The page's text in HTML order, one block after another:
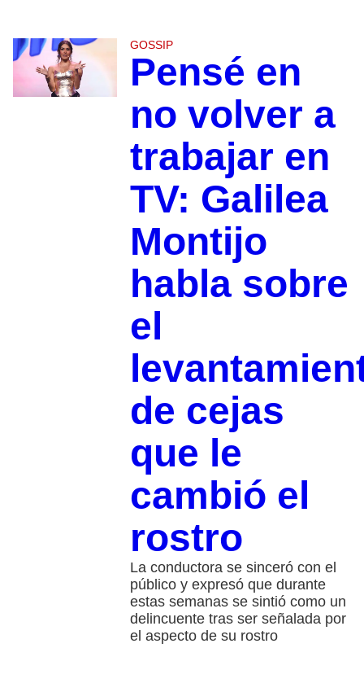
GOSSIP
Pensé en
no volver a
trabajar en
TV: Galilea
Montijo
habla sobre
el
de cejas
que le
cambió el
rostro
La conductora se sinceró con el
público y expresó que durante
estas semanas se sintió como un
delincuente tras ser señalada por
el aspecto de su rostro